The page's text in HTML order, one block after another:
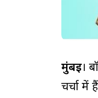
मुंबई।
चर्चा में